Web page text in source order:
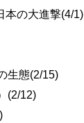
本の大進撃(4/1)
生態(2/15)
(2/12)